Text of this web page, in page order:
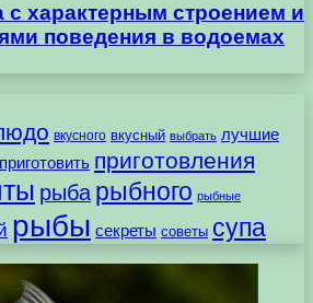
с характерным строением и
поведения в водоемах
вкусного вкусный выбрать лучшие
приготовить приготовления
рыба рыбного рыбные
рыбы секреты советы супа